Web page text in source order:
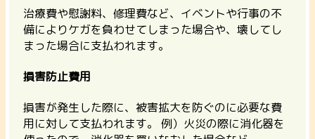
治療費や慰謝料、修理費など、イベントや行事の不
備によりケガを負わせてしまった場合や、壊してし
まった場合に支払われます。
損害防止費用
損害が発生した際に、被害拡大を防ぐのに必要な費
用に対して支払われます。 例）火災の際に消化器を